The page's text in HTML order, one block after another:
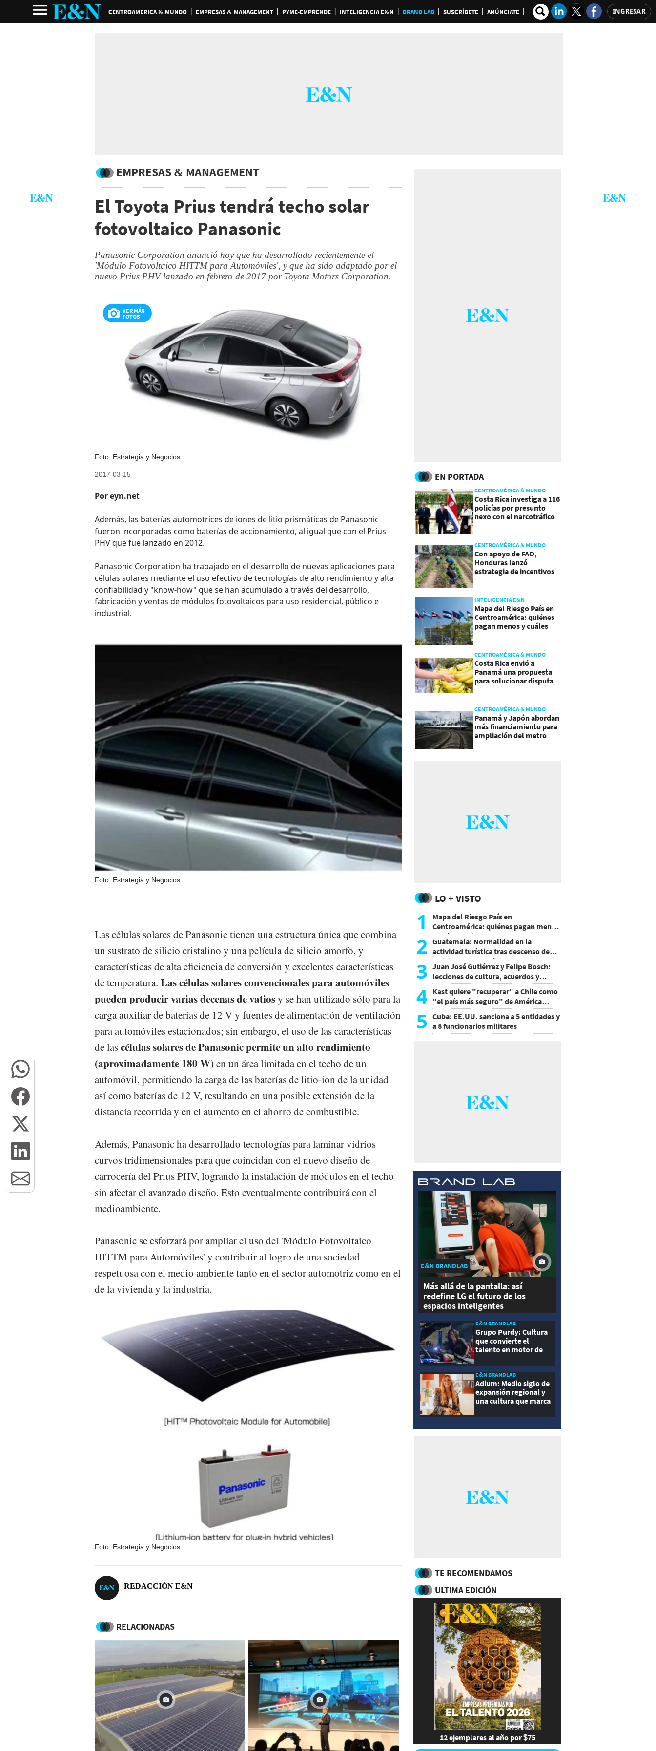
CENTROAMERICA & MUNDO EMPRESAS & MANAGEMENT PYME-EMPRENDE INTELIGENCIA E&N BRAND LAB SUSCRÍBETE ANÚNCIATE INGRESAR
EMPRESAS & MANAGEMENT
El Toyota Prius tendrá techo solar
fotovoltaico Panasonic
Panasonic Corporation anunció hoy que ha desarrollado recientemente el
'Módulo Fotovoltaico HITTM para Automóviles', y que ha sido adaptado por el
nuevo Prius PHV lanzado en febrero de 2017 por Toyota Motors Corporation.
VER MÁS
FOTOS
Foto: Estrategia y Negocios
2017-03-15
Por eyn.net
Además, las baterías automotrices de iones de litio prismáticas de Panasonic
fueron incorporadas como baterías de accionamiento, al igual que con el Prius
PHV que fue lanzado en 2012.
Panasonic Corporation ha trabajado en el desarrollo de nuevas aplicaciones para
células solares mediante el uso efectivo de tecnologías de alto rendimiento y alta
confiabilidad y "know-how" que se han acumulado a través del desarrollo,
fabricación y ventas de módulos fotovoltaicos para uso residencial, público e
industrial.
Foto: Estrategia y Negocios
Las células solares de Panasonic tienen una estructura única que combina
un sustrato de silicio cristalino y una película de silicio amorfo, y
características de alta eficiencia de conversión y excelentes características
de temperatura. Las células solares convencionales para automóviles
pueden producir varias decenas de vatiosy se han utilizado sólo para la
carga auxiliar de baterías de 12 V y fuentes de alimentación de ventilación
para automóviles estacionados; sin embargo, el uso de las características
de lascélulas solares de Panasonic permite un alto rendimiento
(aproximadamente 180 W) en un área limitada en el techo de un
automóvil, permitiendo la carga de las baterías de litio-ion de la unidad
así como baterías de 12 V, resultando en una posible extensión de la
distancia recorrida y en el aumento en el ahorro de combustible.
Además, Panasonic ha desarrollado tecnologías para laminar vidrios
curvos tridimensionales para que coincidan con el nuevo diseño de
carrocería del Prius PHV, logrando la instalación de módulos en el techo
sin afectar el avanzado diseño. Esto eventualmente contribuirá con el
medioambiente.
Panasonic se esforzará por ampliar el uso del 'Módulo Fotovoltaico
HITTM para Automóviles' y contribuir al logro de una sociedad
respetuosa con el medio ambiente tanto en el sector automotriz como en el
de la vivienda y la industria.
Foto: Estrategia y Negocios
REDACCIÓN E&N
RELACIONADAS
EN PORTADA
CENTROAMÉRICA & MUNDO
Costa Rica investiga a 116
policías por presunto
nexo con el narcotráfico
CENTROAMÉRICA & MUNDO
Con apoyo de FAO,
Honduras lanzó
estrategia de incentivos
INTELIGENCIA E&N
Mapa del Riesgo País en
Centroamérica: quiénes
pagan menos y cuáles
CENTROAMÉRICA & MUNDO
Costa Rica envió a
Panamá una propuesta
para solucionar disputa
CENTROAMÉRICA & MUNDO
Panamá y Japón abordan
más financiamiento para
ampliación del metro
LO + VISTO
1
Mapa del Riesgo País en
Centroamérica: quiénes pagan menos
y cuáles mejoraron
2 Guatemala: Normalidad en la
actividad turística tras descenso de
actividad del volcán de Fuego
3 Juan José Gutiérrez y Felipe Bosch:
lecciones de cultura, acuerdos y
decisiones sin miedo
4 Kast quiere "recuperar" a Chile como
"el país más seguro" de América
Latina
5
Cuba: EE.UU. sanciona a 5 entidades y
a 8 funcionarios militares
E&N BRANDLAB
Más allá de la pantalla: así
redefine LG el futuro de los
espacios inteligentes
E&N BRANDLAB
Grupo Purdy: Cultura
que convierte el
talento en motor de
E&N BRANDLAB
Adium: Medio siglo de
expansión regional y
una cultura que marca
TE RECOMENDAMOS
ULTIMA EDICIÓN
12 ejemplares al año por $75